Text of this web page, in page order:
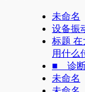
未命名
设备振
标题 在
用什么
■ 诊断
未命名